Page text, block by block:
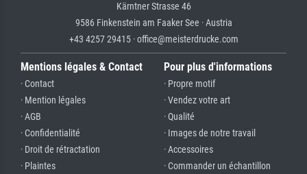
Kärntner Strasse 46
9586 Finkenstein am Faaker See · Austria
+43 4257 29415 · office@meisterdrucke.com
Mentions légales & Contact
· Contact
· Mention légales
· AGB
· Confidentialité
· Droit de rétractation
· Plaintes
Pour plus d'informations
· Propre motif
· Vendez votre art
· Qualité
· Images de notre travail
· Accessoires
· Commander un échantillon